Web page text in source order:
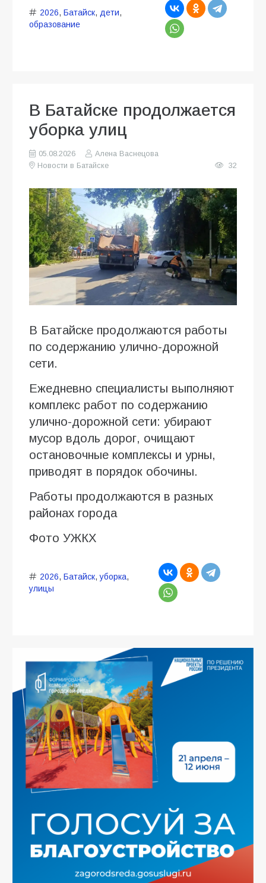
2026, Батайск, дети,
образование
В Батайске продолжается
уборка улиц
05.08.2026
Алена Васнецова
Новости в Батайске
32
В Батайске продолжаются работы
по содержанию улично-дорожной
сети.
Ежедневно специалисты выполняют
комплекс работ по содержанию
улично-дорожной сети: убирают
мусор вдоль дорог, очищают
остановочные комплексы и урны,
приводят в порядок обочины.
Работы продолжаются в разных
районах города
Фото УЖКХ
2026, Батайск,уборка,
улицы